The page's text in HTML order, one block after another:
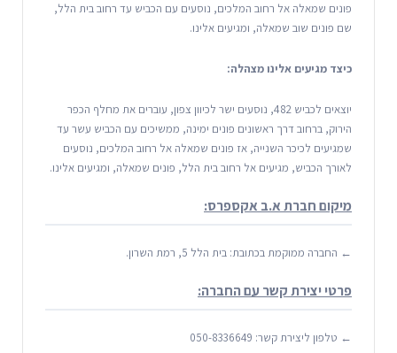
פונים שמאלה אל רחוב המלכים, נוסעים עם הכביש עד רחוב בית הלל,
שם פונים שוב שמאלה, ומגיעים אלינו.
כיצד מגיעים אלינו מצהלה:
יוצאים לכביש 482, נוסעים ישר לכיוון צפון, עוברים את מחלף הכפר
הירוק, ברחוב דרך ראשונים פונים ימינה, ממשיכים עם הכביש עשר עד
שמגיעים לכיכר השנייה, אז פונים שמאלה אל רחוב המלכים, נוסעים
לאורך הכביש, מגיעים אל רחוב בית הלל, פונים שמאלה, ומגיעים אלינו.
מיקום חברת א.ב אקספרס:
← החברה ממוקמת בכתובת: בית הלל 5, רמת השרון.
פרטי יצירת קשר עם החברה:
← טלפון ליצירת קשר: 050-8336649